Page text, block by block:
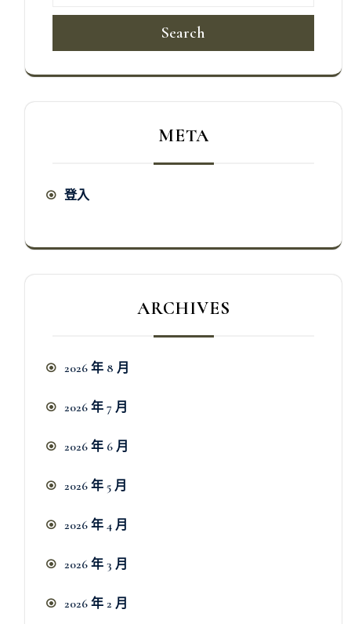
Search
META
登入
ARCHIVES
2026 年 8 月
2026 年 7 月
2026 年 6 月
2026 年 5 月
2026 年 4 月
2026 年 3 月
2026 年 2 月